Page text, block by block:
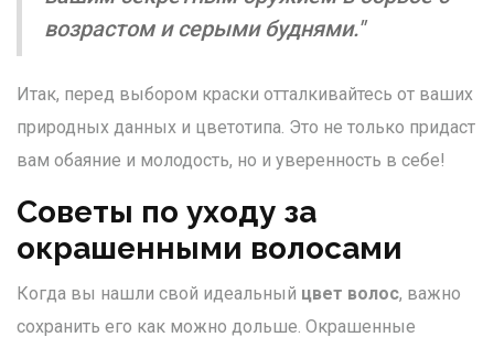
возрастом и серыми буднями."
Итак, перед выбором краски отталкивайтесь от ваших
природных данных и цветотипа. Это не только придаст
вам обаяние и молодость, но и уверенность в себе!
Советы по уходу за
окрашенными волосами
Когда вы нашли свой идеальный цвет волос, важно
сохранить его как можно дольше. Окрашенные